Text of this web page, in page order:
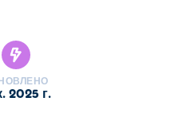
опасных врагов,
цели с
миссия проверяет
2025 г.